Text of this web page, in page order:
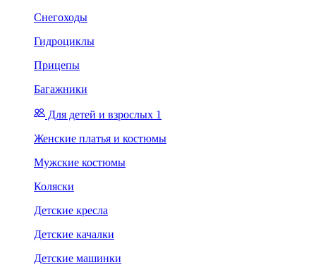
Снегоходы
Гидроциклы
Прицепы
Багажники
Для детей и взрослых 1
Женские платья и костюмы
Мужские костюмы
Коляски
Детские кресла
Детские качалки
Детские машинки